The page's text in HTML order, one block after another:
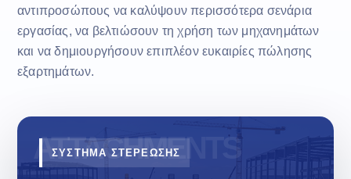
αντιπροσώπους να καλύψουν περισσότερα σενάρια
εργασίας, να βελτιώσουν τη χρήση των μηχανημάτων
και να δημιουργήσουν επιπλέον ευκαιρίες πώλησης
εξαρτημάτων.
ΣΥΣΤΗΜΑ ΣΤΕΡΕΩΣΗΣ